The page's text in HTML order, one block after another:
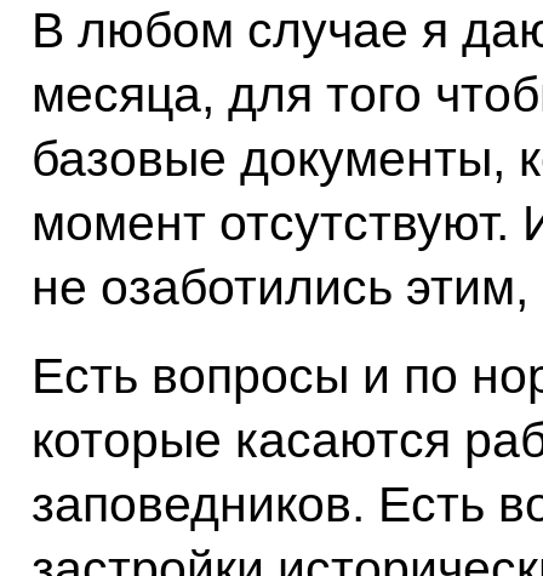
В любом случае я
месяца, для того
базовые документы,
момент отсутствуют.
не озаботились
Есть вопросы и по
которые касаются
заповедников. Есть